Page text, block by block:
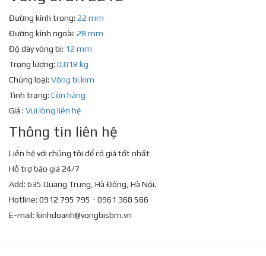
Đường kính trong: 22 mm
Đường kính ngoài: 28 mm
Độ dày vòng bi: 12 mm
Trọng lượng: 0.018 kg
Chủng loại: Vòng bi kim
Tình trạng: Còn hàng
Giá : Vui lòng liên hệ
Thông tin liên hệ
Liên hệ với chúng tôi để có giá tốt nhất
Hỗ trợ báo giá 24/7
Add: 635 Quang Trung, Hà Đông, Hà Nội.
Hotline: 0912 795 795 - 0961 368 566
E-mail: kinhdoanh@vongbisbm.vn